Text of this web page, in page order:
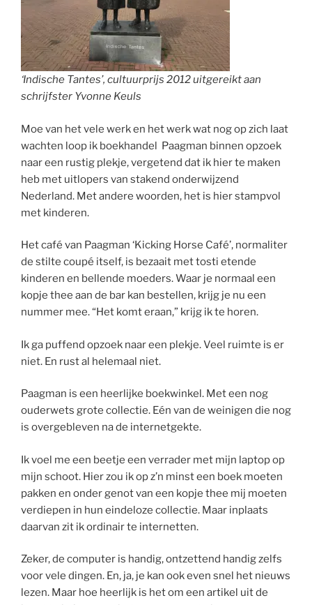
‘Indische Tantes’, cultuurprijs 2012 uitgereikt aan
schrijfster Yvonne Keuls
Moe van het vele werk en het werk wat nog op zich laat
wachten loop ik boekhandel Paagman binnen opzoek
naar een rustig plekje, vergetend dat ik hier te maken
heb met uitlopers van stakend onderwijzend
Nederland. Met andere woorden, het is hier stampvol
met kinderen.
Het café van Paagman ‘Kicking Horse Café’, normaliter
de stilte coupé itself, is bezaait met tosti etende
kinderen en bellende moeders. Waar je normaal een
kopje thee aan de bar kan bestellen, krijg je nu een
nummer mee. “Het komt eraan,” krijg ik te horen.
Ik ga puffend opzoek naar een plekje. Veel ruimte is er
niet. En rust al helemaal niet.
Paagman is een heerlijke boekwinkel. Met een nog
ouderwets grote collectie. Eén van de weinigen die nog
is overgebleven na de internetgekte.
Ik voel me een beetje een verrader met mijn laptop op
mijn schoot. Hier zou ik op z’n minst een boek moeten
pakken en onder genot van een kopje thee mij moeten
verdiepen in hun eindeloze collectie. Maar inplaats
daarvan zit ik ordinair te internetten.
Zeker, de computer is handig, ontzettend handig zelfs
voor vele dingen. En, ja, je kan ook even snel het nieuws
lezen. Maar hoe heerlijk is het om een artikel uit de